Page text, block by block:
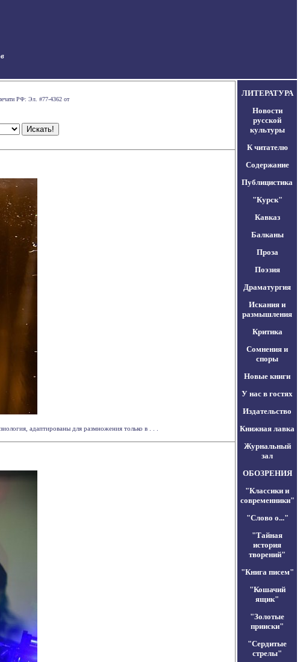
РФ: Эл. #77-4362 от
адаптированы для размножения только в . . .
ЛИТЕРАТУРА
Новости
русской
культуры
К читателю
Содержание
Публицистика
"Курск"
Кавказ
Балканы
Проза
Поэзия
Драматургия
Искания и
размышления
Критика
Сомнения и
споры
Новые книги
У нас в гостях
Издательство
Книжная лавка
Журнальный
зал
ОБОЗРЕНИЯ
"Классики и
современники"
"Слово о..."
"Тайная
история
творений"
"Книга писем"
"Кошачий
ящик"
"Золотые
прииски"
"Сердитые
стрелы"